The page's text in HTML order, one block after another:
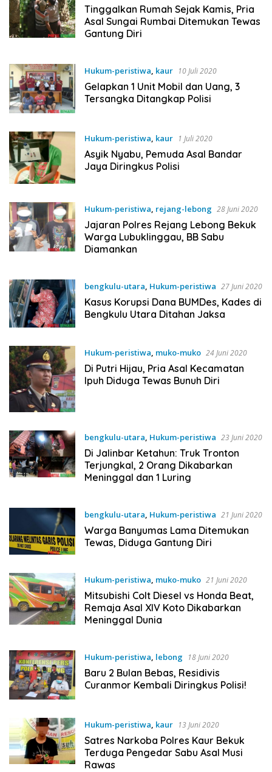
Tinggalkan Rumah Sejak Kamis, Pria
Asal Sungai Rumbai Ditemukan Tewas
Gantung Diri
Hukum-peristiwa, kaur 10 Juli 2020
Gelapkan 1 Unit Mobil dan Uang, 3
Tersangka Ditangkap Polisi
Hukum-peristiwa, kaur 1 Juli 2020
Asyik Nyabu, Pemuda Asal Bandar
Jaya Diringkus Polisi
Hukum-peristiwa, rejang-lebong 28 Juni 2020
Jajaran Polres Rejang Lebong Bekuk
Warga Lubuklinggau, BB Sabu
Diamankan
bengkulu-utara, Hukum-peristiwa 27 Juni 2020
Kasus Korupsi Dana BUMDes, Kades di
Bengkulu Utara Ditahan Jaksa
Hukum-peristiwa, muko-muko 24 Juni 2020
Di Putri Hijau, Pria Asal Kecamatan
Ipuh Diduga Tewas Bunuh Diri
bengkulu-utara, Hukum-peristiwa 23 Juni 2020
Di Jalinbar Ketahun: Truk Tronton
Terjungkal, 2 Orang Dikabarkan
Meninggal dan 1 Luring
bengkulu-utara, Hukum-peristiwa 21 Juni 2020
Warga Banyumas Lama Ditemukan
Tewas, Diduga Gantung Diri
Hukum-peristiwa, muko-muko 21 Juni 2020
Mitsubishi Colt Diesel vs Honda Beat,
Remaja Asal XIV Koto Dikabarkan
Meninggal Dunia
Hukum-peristiwa, lebong 18 Juni 2020
Baru 2 Bulan Bebas, Residivis
Curanmor Kembali Diringkus Polisi!
Hukum-peristiwa, kaur 13 Juni 2020
Satres Narkoba Polres Kaur Bekuk
Terduga Pengedar Sabu Asal Musi
Rawas